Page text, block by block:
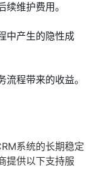
维护费用。
中产生的隐性成
程带来的收益。
系统的长期稳定
提供以下支持服